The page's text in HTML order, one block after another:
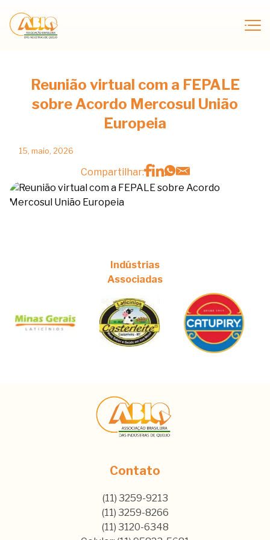
Reunião virtual com a FEPALE
sobre Acordo Mercosul União
Europeia
15, maio, 2026
Compartilhar:
Indústrias
Associadas
Contato
(11) 3259-9213
(11) 3259-8266
(11) 3120-6348